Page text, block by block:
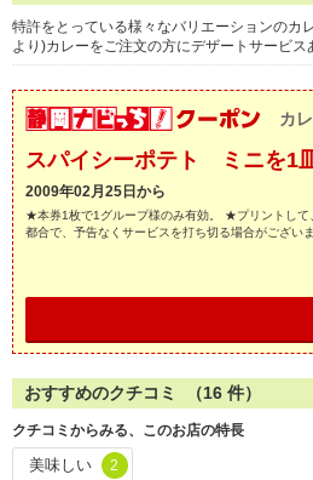
特許をとっている様々なバリエーションのカ
より)カレーをご注文の方にデザートサービ
カ
スパイシーポテト ミニを1
2009年02月25日から
★本券1枚で1グループ様のみ有効。 ★プリントし
都合で、予告なくサービスを打ち切る場合がござい
おすすめのクチコミ （16 件）
クチコミからみる、このお店の特長
美味しい 2